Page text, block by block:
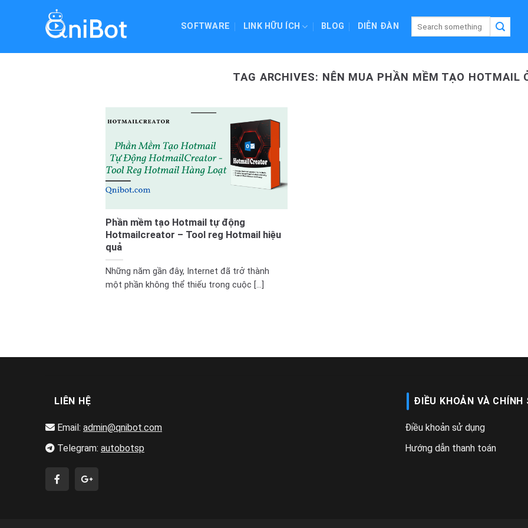
SOFTWARE LINK HỮU ÍCH BLOG DIỄN ĐÀN
TAG ARCHIVES: NÊN MUA PHẦN MỀM TẠO HOTMAIL
Phần mềm tạo Hotmail tự động
Hotmailcreator – Tool reg Hotmail hiệu
quả
Những năm gần đây, Internet đã trở thành
một phần không thể thiếu trong cuộc [...]
LIÊN HỆ
Email: admin@qnibot.com
Telegram: autobotsp
ĐIỀU KHOẢN VÀ CHÍNH
Điều khoản sử dụng
Hướng dẫn thanh toán